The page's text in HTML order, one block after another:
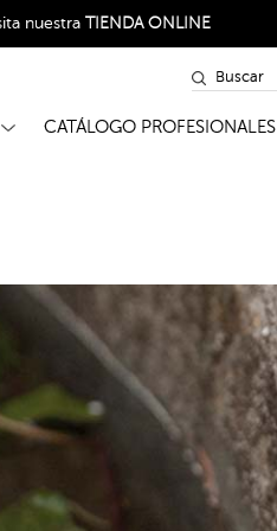
nuestraTIENDA ONLINE
CATÁLOGO PROFESIONALES